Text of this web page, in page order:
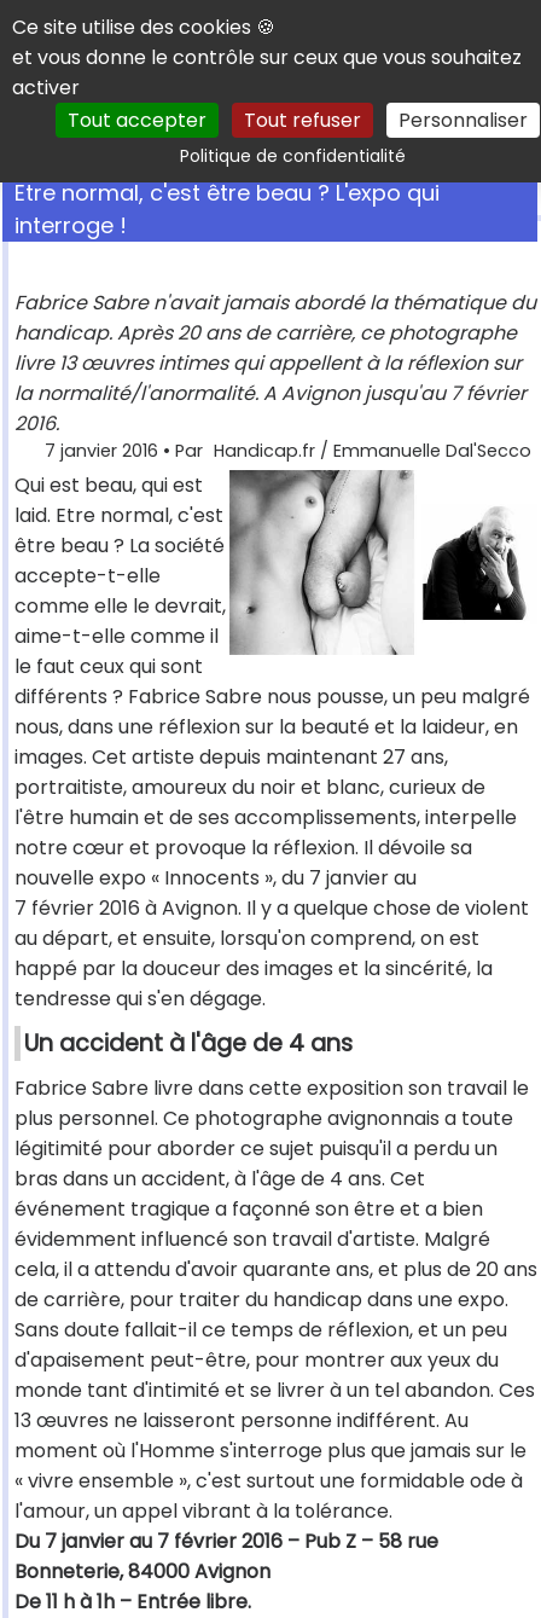
Panneau de gestion des cookies
Ce site utilise des cookies 🍪
et vous donne le contrôle sur ceux que vous souhaitez
activer
Tout accepter
Tout refuser Personnaliser
Politique de confidentialitéRechercher
Etre normal, c'est être beau ? L'expo qui
interroge !
Fabrice Sabre n'avait jamais abordé la thématique du
handicap. Après 20 ans de carrière, ce photographe
livre 13 œuvres intimes qui appellent à la réflexion sur
la normalité/l'anormalité. A Avignon jusqu'au 7 février
2016.
7 janvier 2016 • Par Handicap.fr / Emmanuelle Dal'Secco
Qui est beau, qui est
laid. Etre normal, c'est
être beau ? La société
accepte-t-elle
comme elle le devrait,
aime-t-elle comme il
le faut ceux qui sont
différents ? Fabrice Sabre nous pousse, un peu malgré
nous, dans une réflexion sur la beauté et la laideur, en
images. Cet artiste depuis maintenant 27 ans,
portraitiste, amoureux du noir et blanc, curieux de
l'être humain et de ses accomplissements, interpelle
notre cœur et provoque la réflexion. Il dévoile sa
nouvelle expo « Innocents », du 7 janvier au
7 février 2016 à Avignon. Il y a quelque chose de violent
au départ, et ensuite, lorsqu'on comprend, on est
happé par la douceur des images et la sincérité, la
tendresse qui s'en dégage.
Un accident à l'âge de 4 ans
Fabrice Sabre livre dans cette exposition son travail le
plus personnel. Ce photographe avignonnais a toute
légitimité pour aborder ce sujet puisqu'il a perdu un
bras dans un accident, à l'âge de 4 ans. Cet
événement tragique a façonné son être et a bien
évidemment influencé son travail d'artiste. Malgré
cela, il a attendu d'avoir quarante ans, et plus de 20 ans
de carrière, pour traiter du handicap dans une expo.
Sans doute fallait-il ce temps de réflexion, et un peu
d'apaisement peut-être, pour montrer aux yeux du
monde tant d'intimité et se livrer à un tel abandon. Ces
13 œuvres ne laisseront personne indifférent. Au
moment où l'Homme s'interroge plus que jamais sur le
« vivre ensemble », c'est surtout une formidable ode à
l'amour, un appel vibrant à la tolérance.
Du 7 janvier au 7 février 2016 – Pub Z – 58 rue
Bonneterie, 84000 Avignon
De 11 h à 1h – Entrée libre.